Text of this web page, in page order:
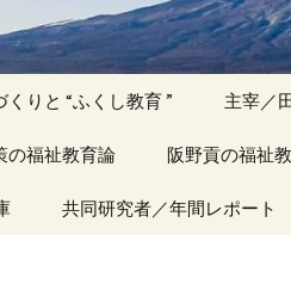
くりと “ふくし教育 ” 主宰／
の福祉教育論
ブ（１）
阪野貢の福祉
アーカイブ（１
共同研究者／年間レポート